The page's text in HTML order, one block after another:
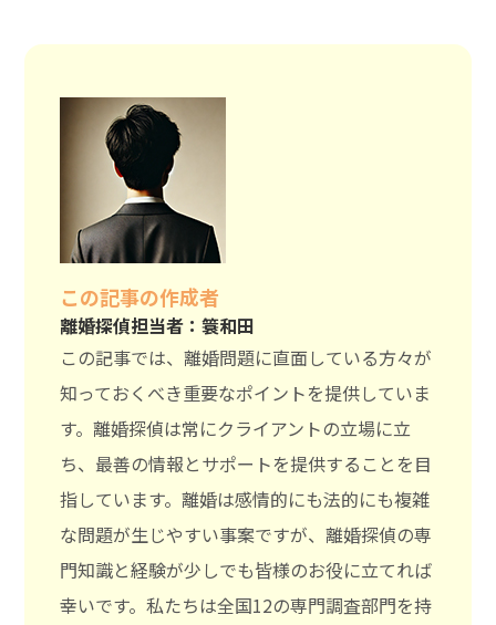
この記事の作成者
離婚探偵担当者：簑和田
この記事では、離婚問題に直面している方々が
知っておくべき重要なポイントを提供していま
す。離婚探偵は常にクライアントの立場に立
ち、最善の情報とサポートを提供することを目
指しています。離婚は感情的にも法的にも複雑
な問題が生じやすい事案ですが、離婚探偵の専
門知識と経験が少しでも皆様のお役に立てれば
幸いです。私たちは全国12の専門調査部門を持